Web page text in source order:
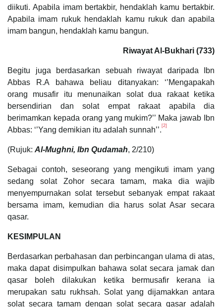
diikuti. Apabila imam bertakbir, hendaklah kamu bertakbir.
Apabila imam rukuk hendaklah kamu rukuk dan apabila
imam bangun, hendaklah kamu bangun.
Riwayat Al-Bukhari (733)
Begitu juga berdasarkan sebuah riwayat daripada Ibn
Abbas R.A bahawa beliau ditanyakan: ‘’Mengapakah
orang musafir itu menunaikan solat dua rakaat ketika
bersendirian dan solat empat rakaat apabila dia
berimamkan kepada orang yang mukim?’’ Maka jawab Ibn
Abbas: ‘’Yang demikian itu adalah sunnah’’. [2]
(Rujuk: Al-Mughni, Ibn Qudamah, 2/210)
Sebagai contoh, seseorang yang mengikuti imam yang
sedang solat Zohor secara tamam, maka dia wajib
menyempurnakan solat tersebut sebanyak empat rakaat
bersama imam, kemudian dia harus solat Asar secara
qasar.
KESIMPULAN
Berdasarkan perbahasan dan perbincangan ulama di atas,
maka dapat disimpulkan bahawa solat secara jamak dan
qasar boleh dilakukan ketika bermusafir kerana ia
merupakan satu rukhsah. Solat yang dijamakkan antara
solat secara tamam dengan solat secara qasar adalah